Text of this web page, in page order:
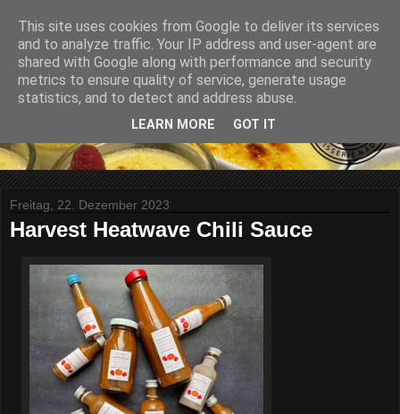
Freitag, 22. Dezember 2023
Harvest Heatwave Chili Sauce
This site uses cookies from Google to deliver its services
and to analyze traffic. Your IP address and user-agent are
shared with Google along with performance and security
metrics to ensure quality of service, generate usage
statistics, and to detect and address abuse.
LEARN MORE GOT IT